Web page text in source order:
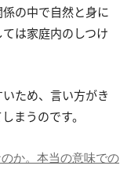
の中で自然と身に
は家庭内のしつけ
ため、言い方がき
まうのです。
か。本当の意味での